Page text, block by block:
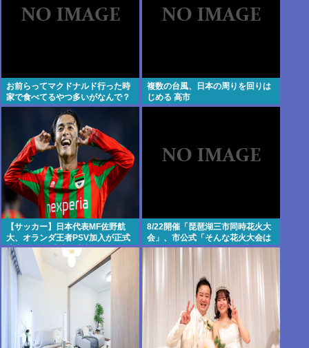
お前らってマクドナルド行った時
家で食べてるやつ多いがなんで？
複数の台風、日本の周りを回りは
じめる 高市
【サッカー】日本代表MF佐野航
大、オランダ王者PSV加入が正式
決定！ NEC史上最高額の移籍、最
大約31億円か、5年契約を締結
8/22開催「琵琶湖三市同時花火大
会」、市公式「そんな花火大会は
存在しない」→ SNS阿鼻叫喚